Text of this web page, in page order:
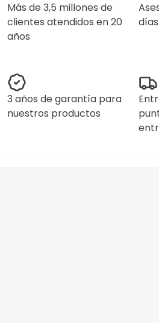
Más de 3,5 millones de
clientes atendidos en 20
años
3 años de garantía para
nuestros productos